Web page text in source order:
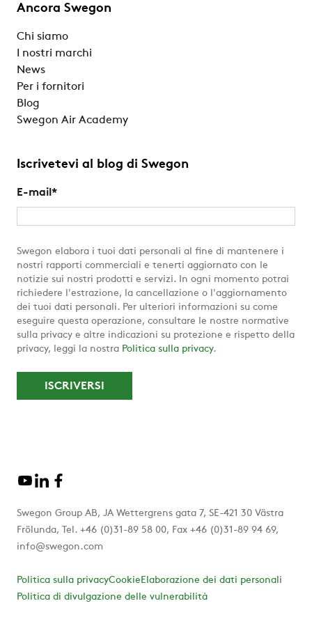
Ancora Swegon
Chi siamo
I nostri marchi
News
Per i fornitori
Blog
Swegon Air Academy
Iscrivetevi al blog di Swegon
E-mail *
Swegon elabora i tuoi dati personali al fine di mantenere i
nostri rapporti commerciali e tenerti aggiornato con le
notizie sui nostri prodotti e servizi. In ogni momento potrai
richiedere l'estrazione, la cancellazione o l'aggiornamento
dei tuoi dati personali. Per ulteriori informazioni su come
eseguire questa operazione, consultare le nostre normative
sulla privacy e altre indicazioni su protezione e rispetto della
privacy, leggi la nostra Politica sulla privacy.
Swegon Group AB, JA Wettergrens gata 7, SE-421 30 Västra
Frölunda, Tel. +46 (0)31-89 58 00, Fax +46 (0)31-89 94 69,
info@swegon.com
Politica sulla privacyCookieElaborazione dei dati personali
Politica di divulgazione delle vulnerabilità